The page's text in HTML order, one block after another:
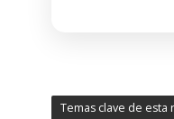
Temas clave de esta